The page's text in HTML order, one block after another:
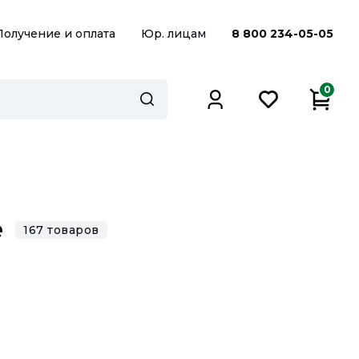
и оплата Юр. лицам 8 800 234-05-05
0
167 товаров